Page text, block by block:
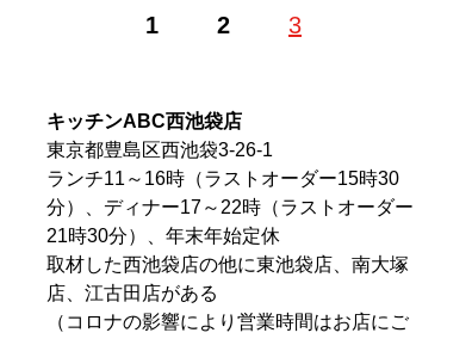
1 2 3
キッチンABC西池袋店
東京都豊島区西池袋3-26-1
ランチ11～16時（ラストオーダー15時30
分）、ディナー17～22時（ラストオーダー
21時30分）、年末年始定休
取材した西池袋店の他に東池袋店、南大塚
店、江古田店がある
（コロナの影響により営業時間はお店にご